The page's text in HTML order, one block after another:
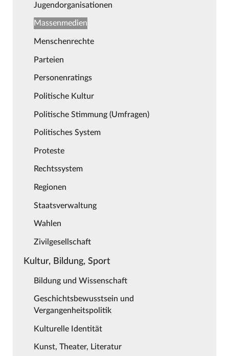
Jugendorganisationen
Massenmedien
Menschenrechte
Parteien
Personenratings
Politische Kultur
Politische Stimmung (Umfragen)
Politisches System
Proteste
Rechtssystem
Regionen
Staatsverwaltung
Wahlen
Zivilgesellschaft
Kultur, Bildung, Sport
Bildung und Wissenschaft
Geschichtsbewusstsein und
Vergangenheitspolitik
Kulturelle Identität
Kunst, Theater, Literatur